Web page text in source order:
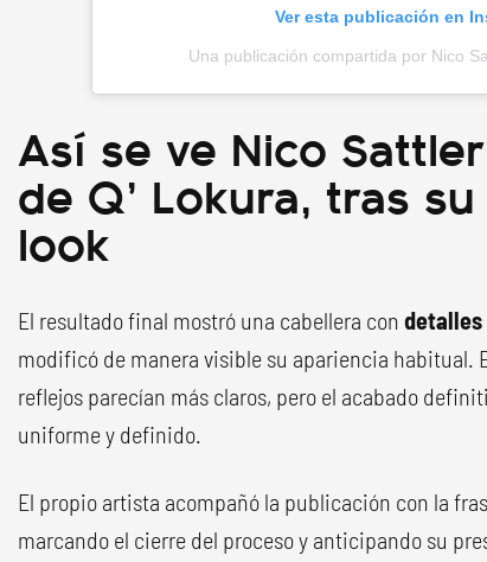
Ver esta publicación en
Una publicación compartida por Nico
Así se ve Nico
de Q’ Lokura, tras
look
El resultado final mostró una cabellera con detalles
modificó de manera visible su apariencia habitual.
reflejos parecían más claros, pero el acabado
uniforme y definido.
El propio artista acompañó la publicación con la
marcando el cierre del proceso y anticipando su